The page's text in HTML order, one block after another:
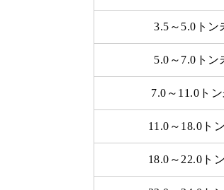
3.5～5.0トン
5.0～7.0トン
7.0～11.0ト
11.0～18.0ト
18.0～22.0ト